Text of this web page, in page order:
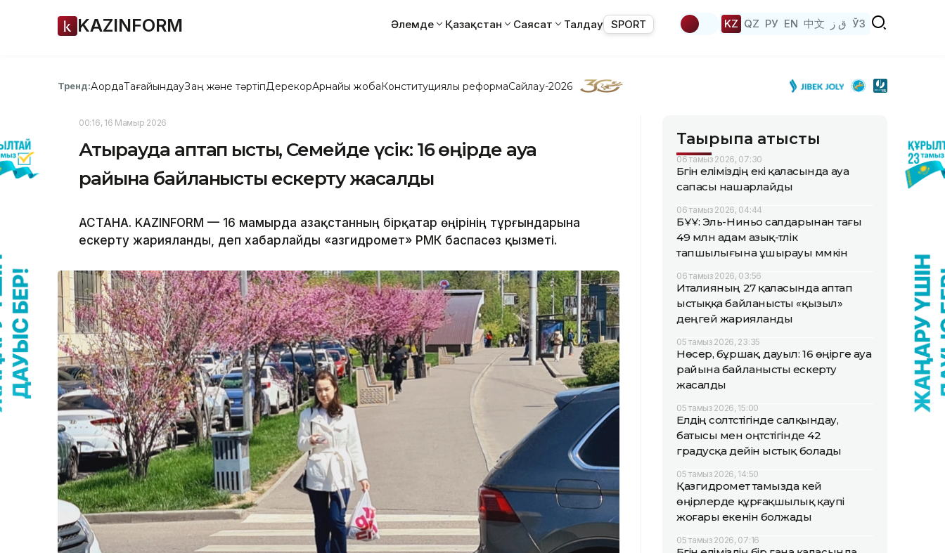
KAZINFORM Әлемде Қазақстан Саясат Талдау SPORT KZ QZ РУ EN 中文 ق ز ЎЗ
Тренд:АқордаТағайындауЗаң және тәртіпДерекқорАрнайы жобаКонституциялық реформаСайлау-2026
00:16, 16 Мамыр 2026
Атырауда аптап ыстық, Семейде үсік: 16 өңірде ауа
райына байланысты ескерту жасалды
АСТАНА. KAZINFORM — 16 мамырда Қазақстанның бірқатар өңірінің тұрғындарына
ескерту жарияланды, деп хабарлайды «Қазгидромет» РМК баспасөз қызметі.
Тақырыпқа қатысты
06 тамыз 2026, 07:30
Бүгін еліміздің екі қаласында ауа
сапасы нашарлайды
06 тамыз 2026, 04:44
БҰҰ: Эль-Ниньо салдарынан тағы
49 млн адам азық-түлік
тапшылығына ұшырауы мүмкін
06 тамыз 2026, 03:56
Италияның 27 қаласында аптап
ыстыққа байланысты «қызыл»
деңгей жарияланды
05 тамыз 2026, 23:35
Нөсер, бұршақ, дауыл: 16 өңірге ауа
райына байланысты ескерту
жасалды
05 тамыз 2026, 15:00
Елдің солтүстігінде салқындау,
батысы мен оңтүстігінде 42
градусқа дейін ыстық болады
05 тамыз 2026, 14:50
Қазгидромет тамызда кей
өңірлерде құрғақшылық қаупі
жоғары екенін болжады
05 тамыз 2026, 07:16